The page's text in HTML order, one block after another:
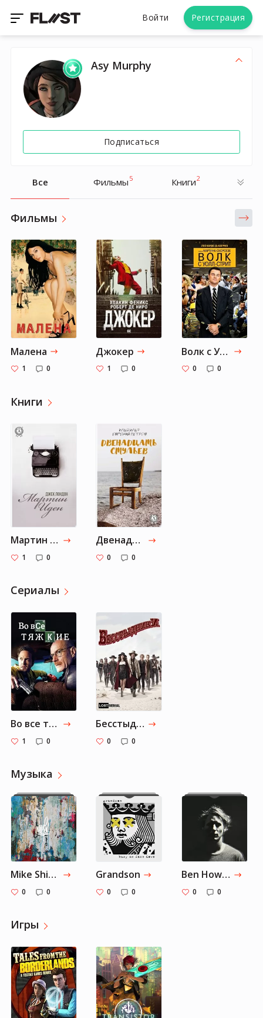
Войти Регистрация
Asy Murphy
Подписаться
Все Фильмы 5 Книги2
Фильмы
Малена
1 0
Джокер
1 0
Волк с Уолл-стрит
0 0
Книги
Мартин Иден
1 0
Двенадцать стульев
0 0
Cериалы
Во все тяжкие
1 0
Бесстыдники
0 0
Музыка
Mike Shinoda
0 0
Grandson
0 0
Ben Howard
0 0
Игры